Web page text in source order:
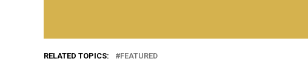
RELATED TOPICS: FEATURED